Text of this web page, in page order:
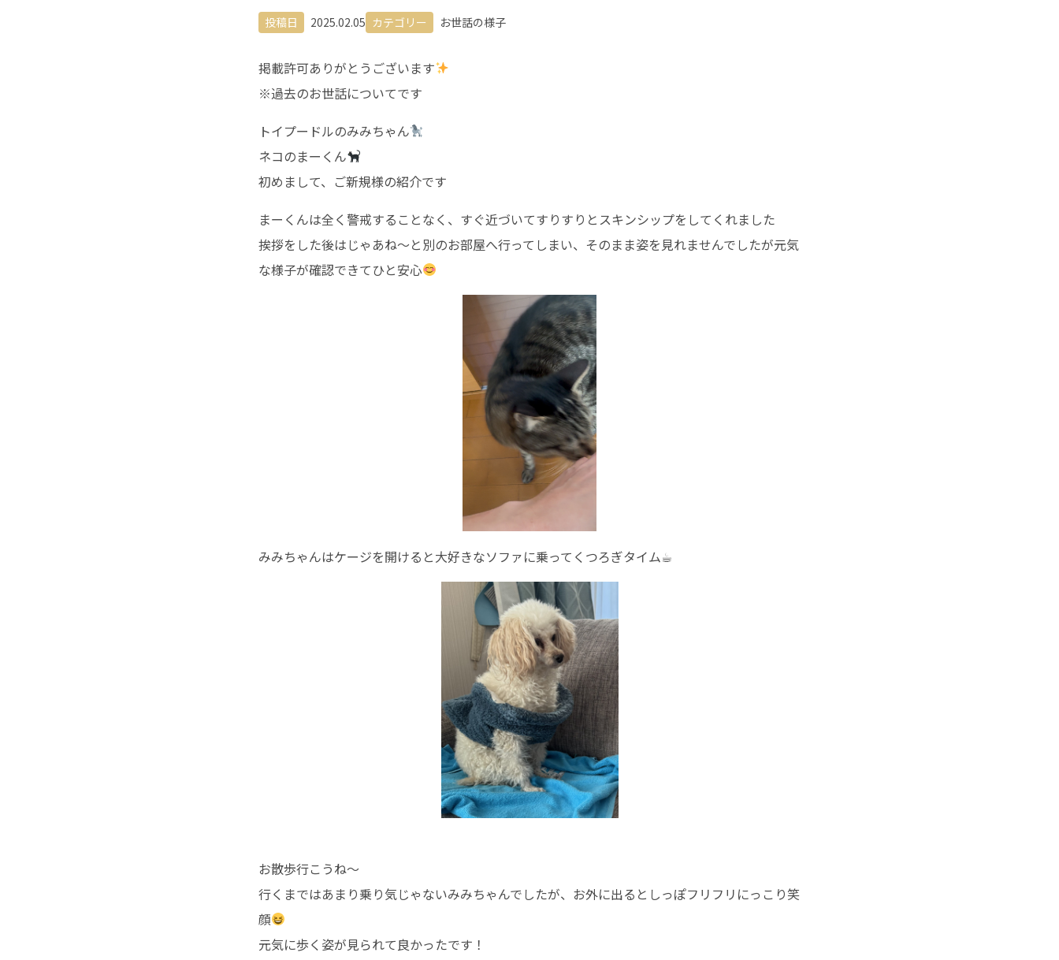
投稿日 2025.02.05 カテゴリー お世話の様子
掲載許可ありがとうございます
※過去のお世話についてです
トイプードルのみみちゃん
ネコのまーくん
初めまして、ご新規様の紹介です
まーくんは全く警戒することなく、すぐ近づいてすりすりとスキンシップをしてくれました
挨拶をした後はじゃあね〜と別のお部屋へ行ってしまい、そのまま姿を見れませんでしたが元気
な様子が確認できてひと安心
みみちゃんはケージを開けると大好きなソファに乗ってくつろぎタイム☕︎
お散歩行こうね〜
行くまではあまり乗り気じゃないみみちゃんでしたが、お外に出るとしっぽフリフリにっこり笑
顔
元気に歩く姿が見られて良かったです！